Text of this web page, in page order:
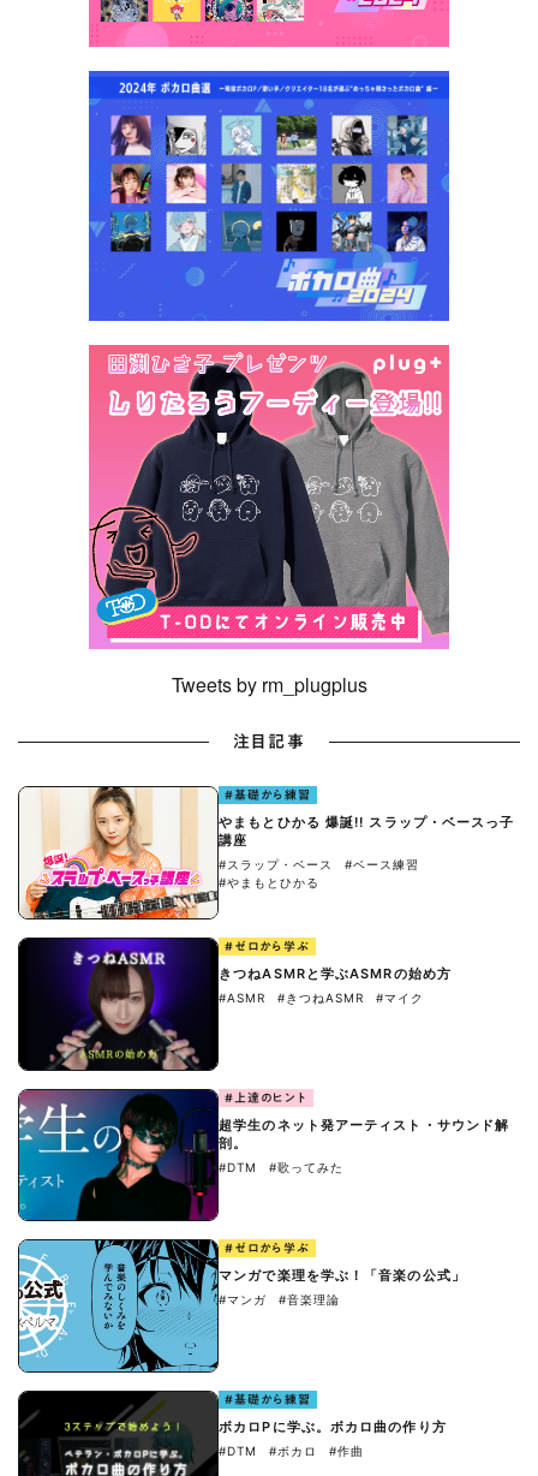
Tweets by rm_plugplus
注目記事
#基礎から練習
やまもとひかる 爆誕!! スラップ・ベースっ子
講座
#スラップ・ベース
#ベース練習
#やまもとひかる
#ゼロから学ぶ
きつねASMRと学ぶASMRの始め方
#ASMR #きつねASMR #マイク
#上達のヒント
超学生のネット発アーティスト・サウンド解
剖。
#DTM #歌ってみた
#ゼロから学ぶ
マンガで楽理を学ぶ！「音楽の公式」
#マンガ #音楽理論
#基礎から練習
ボカロPに学ぶ。ボカロ曲の作り方
#DTM #ボカロ #作曲